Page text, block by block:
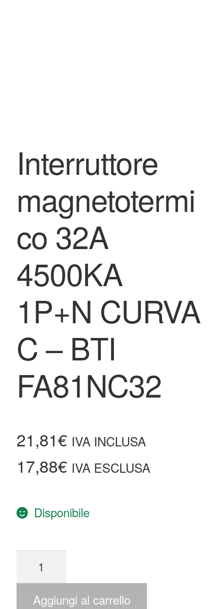
Interruttore
magnetotermi
co 32A
4500KA
1P+N CURVA
C – BTI
FA81NC32
21,81€ IVA INCLUSA
17,88€ IVA ESCLUSA
Disponibile
Aggiungi al carrello